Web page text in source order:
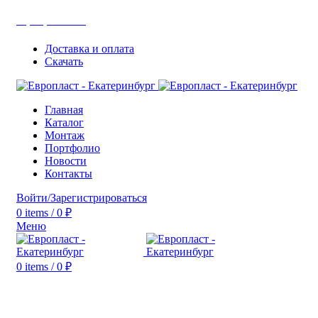
Доставка и оплата
Скачать
Главная
Каталог
Монтаж
Портфолио
Новости
Контакты
Войти/Зарегистрироваться
0 items / 0 ₽
Меню
0 items / 0 ₽